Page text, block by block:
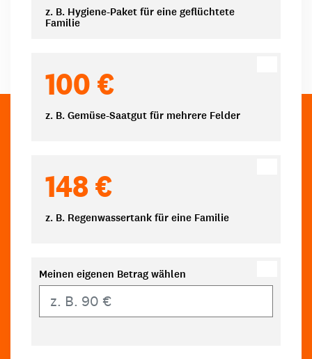
z. B. Hygiene-Paket für eine geflüchtete
Familie
100 €
z. B. Gemüse-Saatgut für mehrere Felder
148 €
z. B. Regenwassertank für eine Familie
Meinen eigenen Betrag wählen